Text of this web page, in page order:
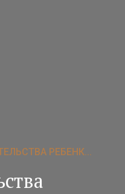
РЕБЕНК...